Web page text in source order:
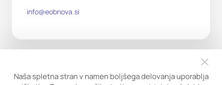
info@eobnova.si
Naša spletna stran v namen boljšega delovanja uporablja